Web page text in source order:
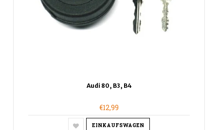
Audi 80, B3, B4
€12,99
EINKAUFSWAGEN